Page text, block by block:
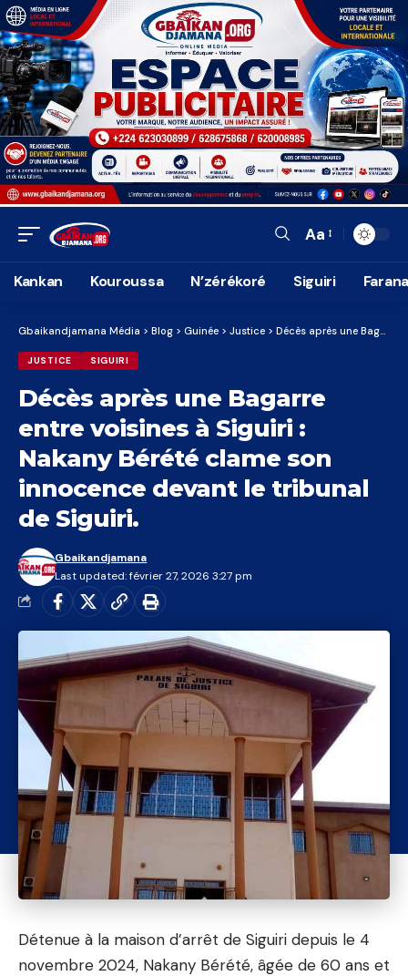
Font
Aa
Kankan Kouroussa N’zérékoré Siguiri
Gbaikandjamana Média > Blog > Guinée > Justice > Décès après une Bagarre entre voisines à Siguiri : Nakany Bérété clame son innocence devant le tribunal de Siguiri.
JUSTICE SIGUIRI
Décès après une Bagarre
entre voisines à Siguiri :
Nakany Bérété clame son
innocence devant le tribunal
de Siguiri.
Last updated: février 27, 2026 3:27 pm
Gbaikandjamana
Détenue à la maison d’arrêt de Siguiri depuis le 4
novembre 2024, Nakany Bérété, âgée de 60 ans et